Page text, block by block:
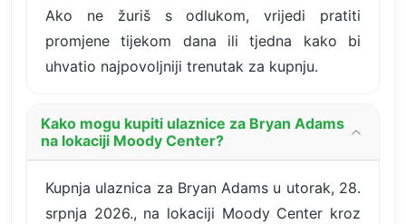
Ako ne žuriš s odlukom, vrijedi pratiti
promjene tijekom dana ili tjedna kako bi
uhvatio najpovoljniji trenutak za kupnju.
Kako mogu kupiti ulaznice za Bryan Adams
na lokaciji Moody Center?
Kupnja ulaznica za Bryan Adams u utorak, 28.
srpnja 2026., na lokaciji Moody Center kroz